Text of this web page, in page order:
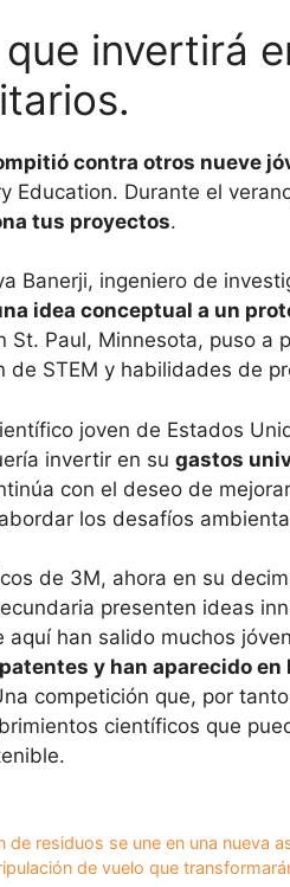
invertirá
contra otros nueve
Education. Durante el
tus proyectos.
Banerji, ingeniero de
idea conceptual a un
St. Paul, Minnesota, puso a
de STEM y habilidades de
joven de Estados
invertir en su gastos
con el deseo de
los desafíos
de 3M, ahora en su
presenten ideas
han salido muchos
y han aparecido
competición que, por
científicos que
residuos se une en una nueva
de vuelo que